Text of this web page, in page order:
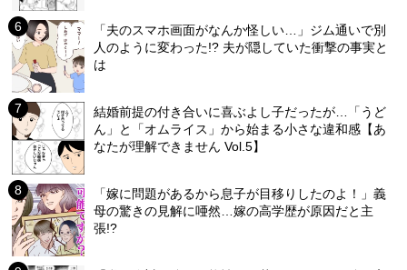
「夫のスマホ画面がなんか怪しい…」ジム通いで別
人のように変わった!? 夫が隠していた衝撃の事実と
は
結婚前提の付き合いに喜ぶよし子だったが…「うど
ん」と「オムライス」から始まる小さな違和感【あ
なたが理解できません Vol.5】
「嫁に問題があるから息子が目移りしたのよ！」義
母の驚きの見解に唖然…嫁の高学歴が原因だと主
張!?